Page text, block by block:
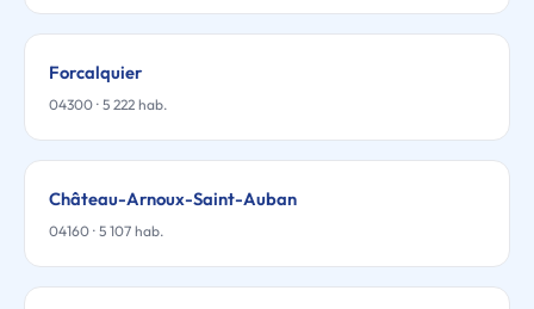
Forcalquier
04300 · 5 222 hab.
Château-Arnoux-Saint-Auban
04160 · 5 107 hab.